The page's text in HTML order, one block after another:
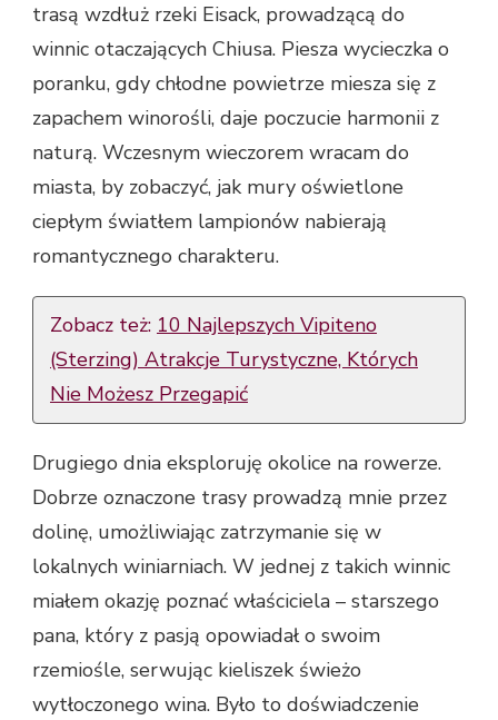
trasą wzdłuż rzeki Eisack, prowadzącą do
winnic otaczających Chiusa. Piesza wycieczka o
poranku, gdy chłodne powietrze miesza się z
zapachem winorośli, daje poczucie harmonii z
naturą. Wczesnym wieczorem wracam do
miasta, by zobaczyć, jak mury oświetlone
ciepłym światłem lampionów nabierają
romantycznego charakteru.
Zobacz też: 10 Najlepszych Vipiteno
(Sterzing) Atrakcje Turystyczne, Których
Nie Możesz Przegapić
Drugiego dnia eksploruję okolice na rowerze.
Dobrze oznaczone trasy prowadzą mnie przez
dolinę, umożliwiając zatrzymanie się w
lokalnych winiarniach. W jednej z takich winnic
miałem okazję poznać właściciela – starszego
pana, który z pasją opowiadał o swoim
rzemiośle, serwując kieliszek świeżo
wytłoczonego wina. Było to doświadczenie